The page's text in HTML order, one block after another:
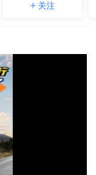
关注